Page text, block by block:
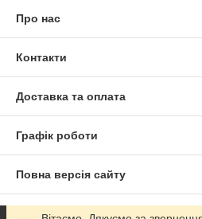
Про нас
Контакти
Доставка та оплата
Графік роботи
Повна версія сайту
Сайт створено на маркетплейсі